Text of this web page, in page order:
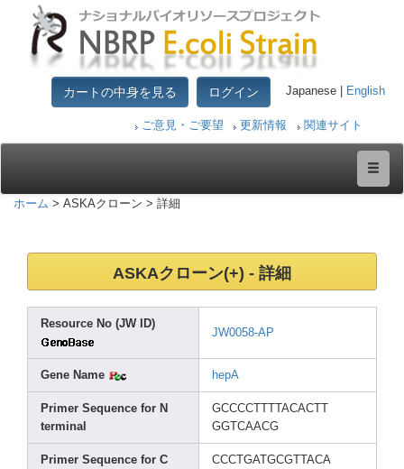
カートの中身を見る ログイン Japanese | English
ご意見・ご要望 更新情報 関連サイト
ホーム > ASKAクローン > 詳細
ASKAクローン(+) - 詳細
Resource No (JW ID)
JW0058-AP
Gene Name hepA
Primer Sequence for N
terminal
GCCCC TTTTACACTT
GGTCAACG
Primer Sequence for C
CCCTGATGCG TTACA